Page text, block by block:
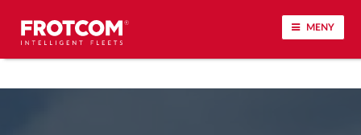
MENY
Spårning av fordon och sensorövervaktning